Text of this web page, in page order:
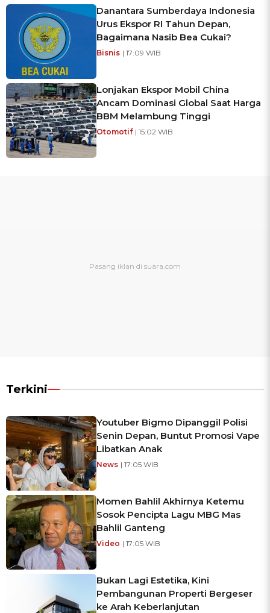
Danantara Sumberdaya Indonesia
Urus Ekspor RI Tahun Depan,
Bagaimana Nasib Bea Cukai?
Bisnis | 17:09 WIB
Lonjakan Ekspor Mobil China
Ancam Dominasi Global Saat Harga
BBM Melambung Tinggi
Otomotif | 15:02 WIB
Terkini
Youtuber Bigmo Dipanggil Polisi
Senin Depan, Buntut Promosi Vape
Libatkan Anak
News | 17:05 WIB
Momen Bahlil Akhirnya Ketemu
Sosok Pencipta Lagu MBG Mas
Bahlil Ganteng
Video | 17:05 WIB
Bukan Lagi Estetika, Kini
Pembangunan Properti Bergeser
ke Arah Keberlanjutan